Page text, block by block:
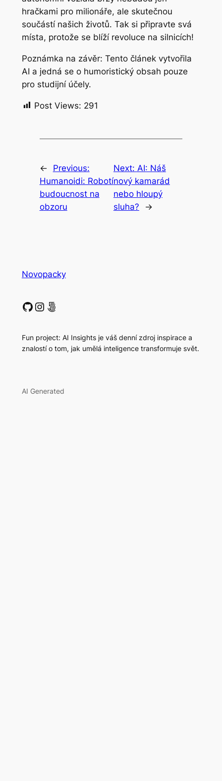
hračkami pro milionáře, ale skutečnou
součástí našich životů. Tak si připravte svá
místa, protože se blíží revoluce na silnicích!
Poznámka na závěr: Tento článek vytvořila
AI a jedná se o humoristický obsah pouze
pro studijní účely.
Post Views: 291
←
Previous:
Humanoidi: Robotí
budoucnost na
obzoru
Next: AI: Náš
nový kamarád
nebo hloupý
sluha?
→
Novopacky
GitHub Instagram 500px
Fun project: AI Insights je váš denní zdroj inspirace a
znalostí o tom, jak umělá inteligence transformuje svět.
AI Generated